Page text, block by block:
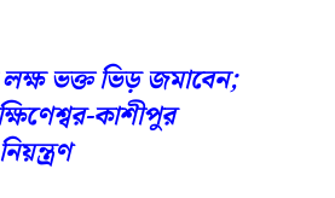
ভক্ত ভিড় জমাবেন;
কাশীপুর